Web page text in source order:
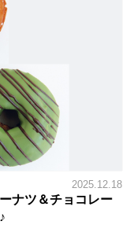
2025.12.18
ナツ＆チョコレー